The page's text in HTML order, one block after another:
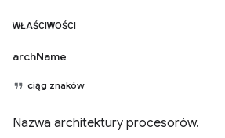
WŁAŚCIWOŚCI
archName
ciąg znaków
Nazwa architektury procesorów.